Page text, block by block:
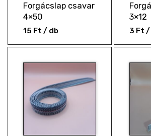
Forgácslap csavar
4×50
15 Ft / db
3×12
3 Ft /